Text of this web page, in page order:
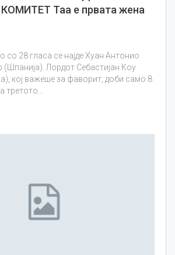
Таа е првата жена
со 28 гласа се најде Хуан Антонио
Лордот Себастијан Коу
кој важеше за фаворит, доби само 8
третото…